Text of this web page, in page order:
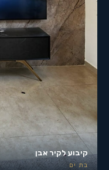
קיבוע לקיר אבן
בת ים